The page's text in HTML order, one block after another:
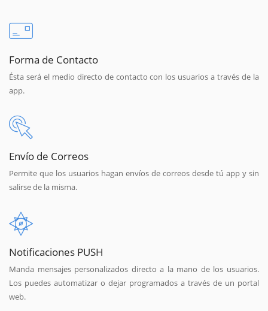
Forma de Contacto
Ésta será el medio directo de contacto con los usuarios a través de la
app.
Envío de Correos
Permite que los usuarios hagan envíos de correos desde tú app y sin
salirse de la misma.
Notificaciones PUSH
Manda mensajes personalizados directo a la mano de los usuarios.
Los puedes automatizar o dejar programados a través de un portal
web.